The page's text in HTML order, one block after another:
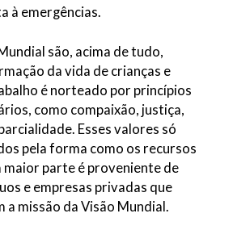
à emergências.
são, acima de tudo,
da vida de crianças e
é norteado por princípios
como compaixão, justiça,
Esses valores só
pela forma como os recursos
maior parte é proveniente de
e empresas privadas que
a missão da Visão Mundial.